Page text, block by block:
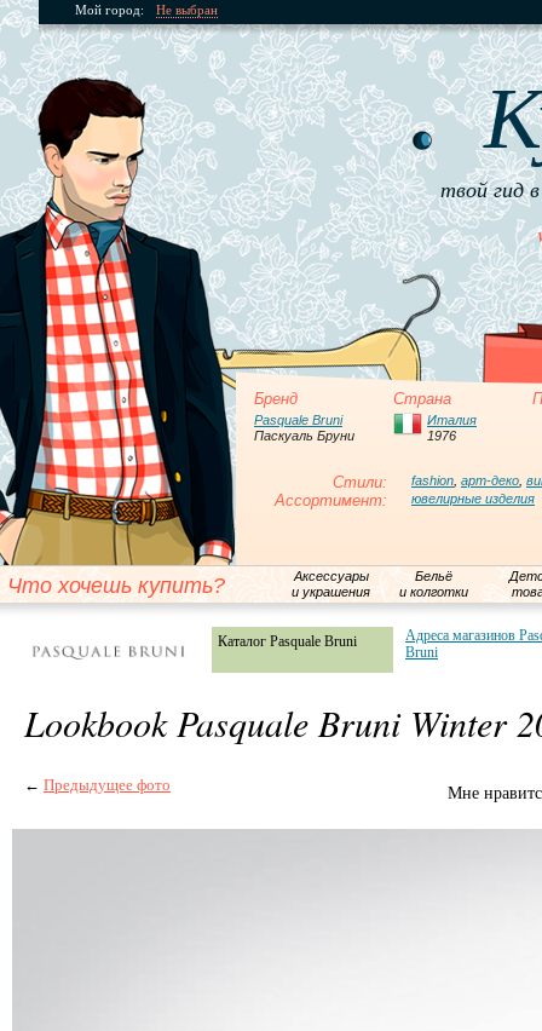
Мой город: Не выбран
твой гид
Бренд Страна
Pasquale Bruni
Паскуаль Бруни
Италия
1976
Стили: fashion арт-деко
Ассортимент: ювелирные изделия
Что хочешь купить?
Аксессуары
и украшения
Бельё
и колготки
Каталог Pasquale Bruni
Адреса магазинов
Bruni
Lookbook Pasquale Bruni Winter
← Предыдущее фото Мне